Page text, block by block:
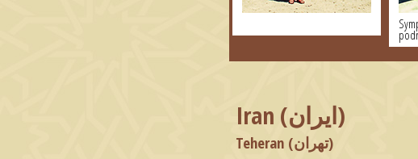
Iran (ایران)
Teheran (تهران)